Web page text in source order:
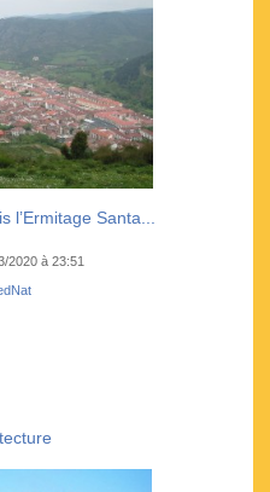
l’Ermitage Santa...
2020 à 23:51